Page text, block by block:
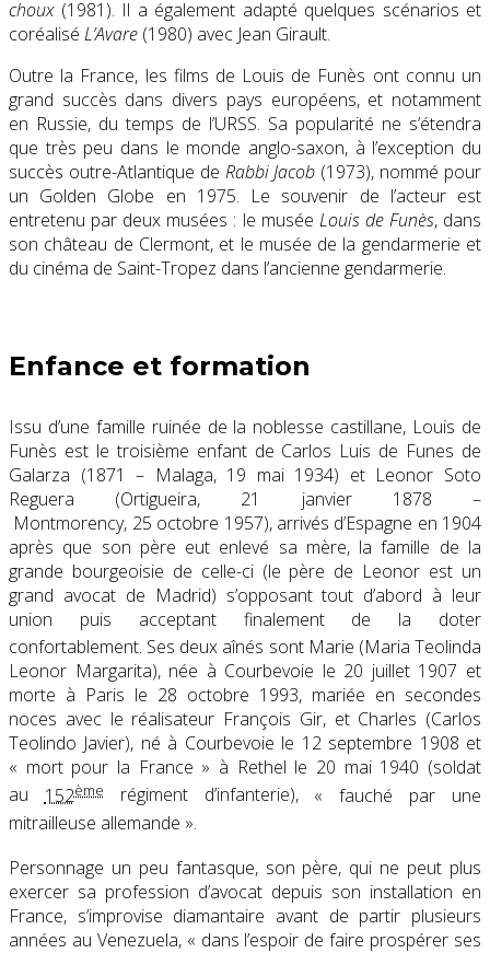
choux(1981). Il a également adapté quelques scénarios et
coréalisé L’Avare (1980) avec Jean Girault.
Outre la France, les films de Louis de Funès ont connu un
grand succès dans divers pays européens, et notamment
en Russie, du temps de l’URSS. Sa popularité ne s’étendra
que très peu dans le monde anglo-saxon, à l’exception du
succès outre-Atlantique de Rabbi Jacob (1973), nommé pour
un Golden Globe en 1975. Le souvenir de l’acteur est
entretenu par deux musées : le musée Louis de Funès, dans
son château de Clermont, et le musée de la gendarmerie et
du cinéma de Saint-Tropez dans l’ancienne gendarmerie.
Enfance et formation
Issu d’une famille ruinée de la noblesse castillane, Louis de
Funès est le troisième enfant de Carlos Luis de Funes de
Galarza (1871 – Malaga, 19 mai 1934) et Leonor Soto
Reguera (Ortigueira, 21 janvier 1878 –
Montmorency, 25 octobre 1957), arrivés d’Espagne en 1904
après que son père eut enlevé sa mère, la famille de la
grande bourgeoisie de celle-ci (le père de Leonor est un
grand avocat de Madrid) s’opposant tout d’abord à leur
union puis acceptant finalement de la doter
confortablement. Ses deux aînés sont Marie (Maria Teolinda
Leonor Margarita), née à Courbevoie le 20 juillet 1907 et
morte à Paris le 28 octobre 1993, mariée en secondes
noces avec le réalisateur François Gir, et Charles (Carlos
Teolindo Javier), né à Courbevoie le 12 septembre 1908 et
« mort pour la France » à Rethel le 20 mai 1940 (soldat
au 152ème régiment d’infanterie), « fauché par une
mitrailleuse allemande ».
Personnage un peu fantasque, son père, qui ne peut plus
exercer sa profession d’avocat depuis son installation en
France, s’improvise diamantaire avant de partir plusieurs
années au Venezuela, « dans l’espoir de faire prospérer ses